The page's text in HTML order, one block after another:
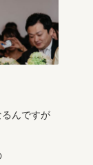
んですが